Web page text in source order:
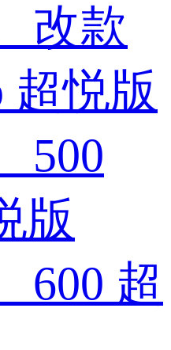
改款
超悦版
500
版
600 超